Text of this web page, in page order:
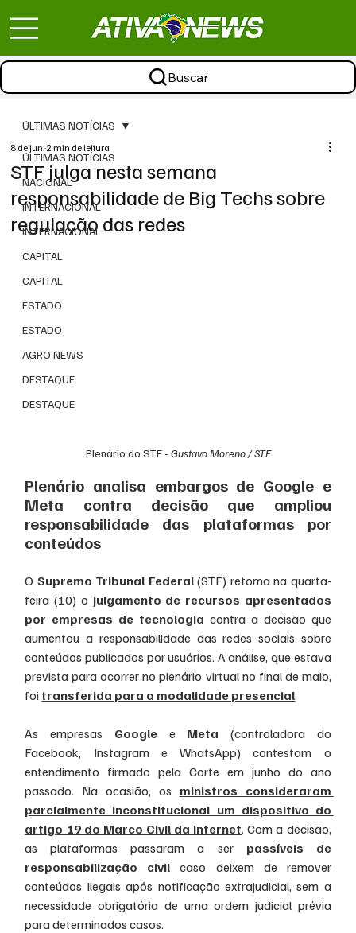
Buscar
ÚLTIMAS NOTÍCIAS
NACIONAL
INTERNACIONAL
INTERNACIONAL
CAPITAL
CAPITAL
ESTADO
ESTADO
AGRO NEWS
DESTAQUE
DESTAQUE
ÚLTIMAS NOTÍCIAS
STF julga nesta semana
responsabilidade de Big Techs sobre
regulação das redes
8 de jun.2 min de leitura
Plenário do STF - Gustavo Moreno / STF
Plenário analisa embargos de Google e
Meta contra decisão que ampliou
responsabilidade das plataformas por
conteúdos
O Supremo Tribunal Federal (STF) retoma na quarta-
feira (10) o julgamento de recursos apresentados
por empresas de tecnologia contra a decisão que
aumentou a responsabilidade das redes sociais sobre
conteúdos publicados por usuários. A análise, que estava
prevista para ocorrer no plenário virtual no final de maio,
foi transferida para a modalidade presencial.
As empresas Google e Meta (controladora do
Facebook, Instagram e WhatsApp) contestam o
entendimento firmado pela Corte em junho do ano
passado. Na ocasião, os ministros consideraram
parcialmente inconstitucional um dispositivo do
artigo 19 do Marco Civil da Internet. Com a decisão,
as plataformas passaram a ser passíveis de
responsabilização civil caso deixem de remover
conteúdos ilegais após notificação extrajudicial, sem a
necessidade obrigatória de uma ordem judicial prévia
para determinados casos.